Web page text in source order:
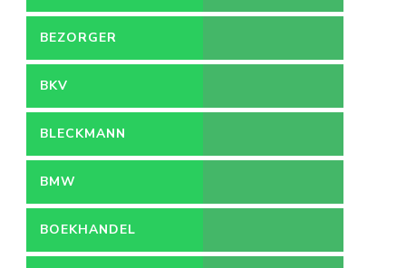
BEZORGER
BKV
BLECKMANN
BMW
BOEKHANDEL